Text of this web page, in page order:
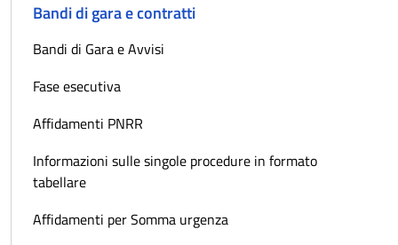
Bandi di gara e contratti
Bandi di Gara e Avvisi
Fase esecutiva
Affidamenti PNRR
Informazioni sulle singole procedure in formato
tabellare
Affidamenti per Somma urgenza